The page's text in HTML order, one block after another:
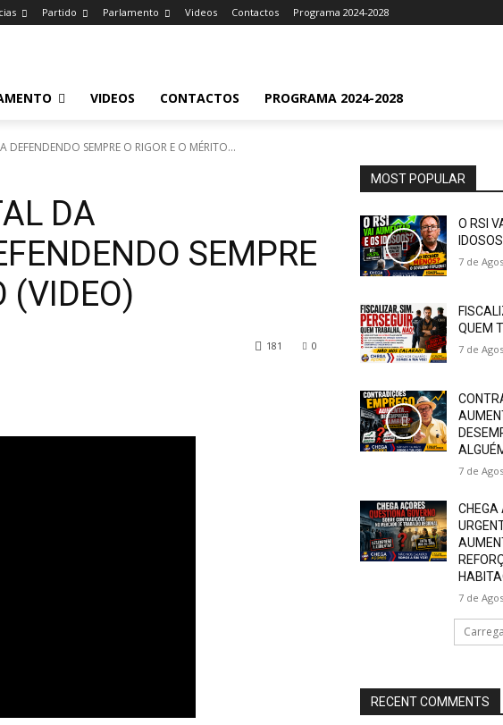
Partido Parlamento Videos Contactos Programa 2024-2028
VIDEOS CONTACTOS PROGRAMA 2024-2028
SEMPRE O RIGOR E O MÉRITO...
DA
SEMPRE
(VIDEO)
0
181
MOST POPULAR
O RSI
7 de
QUEM
7 de
7 de
CHEGA
7 de
RECENT COMMENTS